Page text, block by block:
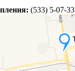
(533) 5-07-33